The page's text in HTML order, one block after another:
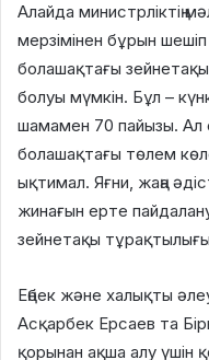
Алайда министрліктің
мерзімінен бұрын
болашақтағы
болуы мүмкін. Бұл –
шамамен 70 пайызы. Ал
болашақтағы төлем
ықтимал. Яғни, жаңа
жинағын ерте
зейнетақы
Еңбек және халықты
Асқарбек Ерсаев та
қорынан ақша алу үшін